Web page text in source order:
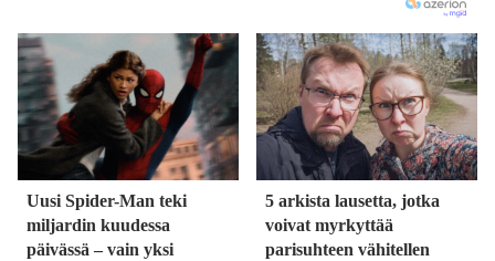
Uusi Spider-Man teki
miljardin kuudessa
päivässä – vain yksi
5 arkista lausetta, jotka
voivat myrkyttää
parisuhteen vähitellen